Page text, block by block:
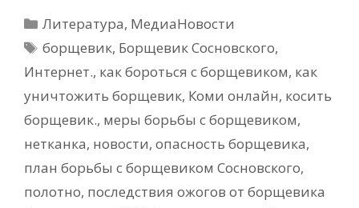
Рубрики
Литература, МедиаНовости
Метки
борщевик, Борщевик Сосновского,
Интернет., как бороться с борщевиком, как
уничтожить борщевик, Коми онлайн, косить
борщевик., меры борьбы с борщевиком,
нетканка, новости, опасность борщевика,
план борьбы с борщевиком Сосновского,
полотно, последствия ожогов от борщевика